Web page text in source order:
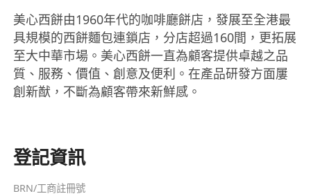
美心西餅由1960年代的咖啡廳餅店，發展至全港最
具規模的西餅麵包連鎖店，分店超過160間，更拓展
至大中華市場。美心西餅一直為顧客提供卓越之品
質、服務、價值、創意及便利。在產品研發方面屢
創新猷，不斷為顧客帶來新鮮感。
登記資訊
BRN/工商註冊號